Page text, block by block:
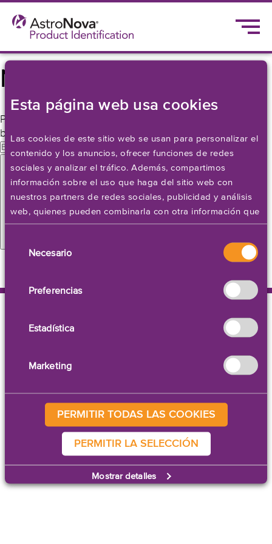
Esta página web usa cookies
Las cookies de este sitio web se usan para personalizar el
contenido y los anuncios, ofrecer funciones de redes
sociales y analizar el tráfico. Además, compartimos
información sobre el uso que haga del sitio web con
nuestros partners de redes sociales, publicidad y análisis
web, quienes pueden combinarla con otra información que
les haya proporcionado o que hayan recopilado a partir
del uso que haya hecho de sus servicios. Establezca sus
preferencias de cookies a continuación.
Necesario
Preferencias
Estadística
Marketing
Mostrar detalles
PERMITIR TODAS LAS COOKIES
PERMITIR LA SELECCIÓN
Nada encontrado
Parece que no hemos podido encontrar lo que estás
buscando. Quizá pueda ayudarte una búsqueda.
Buscar
© 2026 AstroNova, Inc.
Todos los derechos reservados.